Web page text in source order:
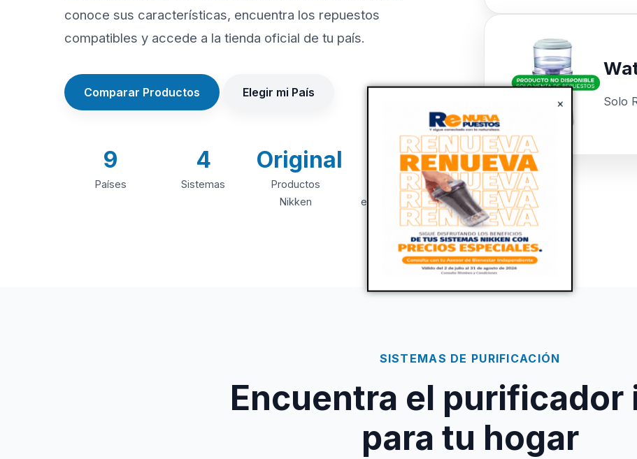
×
conoce sus características, encuentra los repuestos
compatibles y accede a la tienda oficial de tu país.
Comparar Productos Elegir mi País
9
Países
4
Sistemas
Original
Productos
Nikken
+20
Años de
experiencia
Solo
SISTEMAS DE PURIFICACIÓN
Encuentra el purificador
para tu hogar